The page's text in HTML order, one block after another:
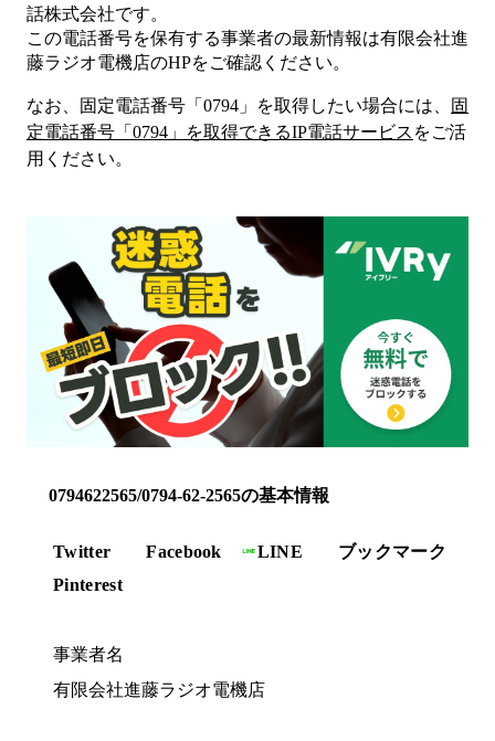
話株式会社です。
この電話番号を保有する事業者の最新情報は有限会社進
藤ラジオ電機店のHPをご確認ください。
なお、固定電話番号「 0794 」を取得したい場合には、
固
定電話番号「 0794 」を取得できるIP電話サービス をご活
用ください。
0794622565/0794-62-2565の基本情報
Twitter Facebook LINE
ブックマーク
Pinterest
事業者名
有限会社進藤ラジオ電機店